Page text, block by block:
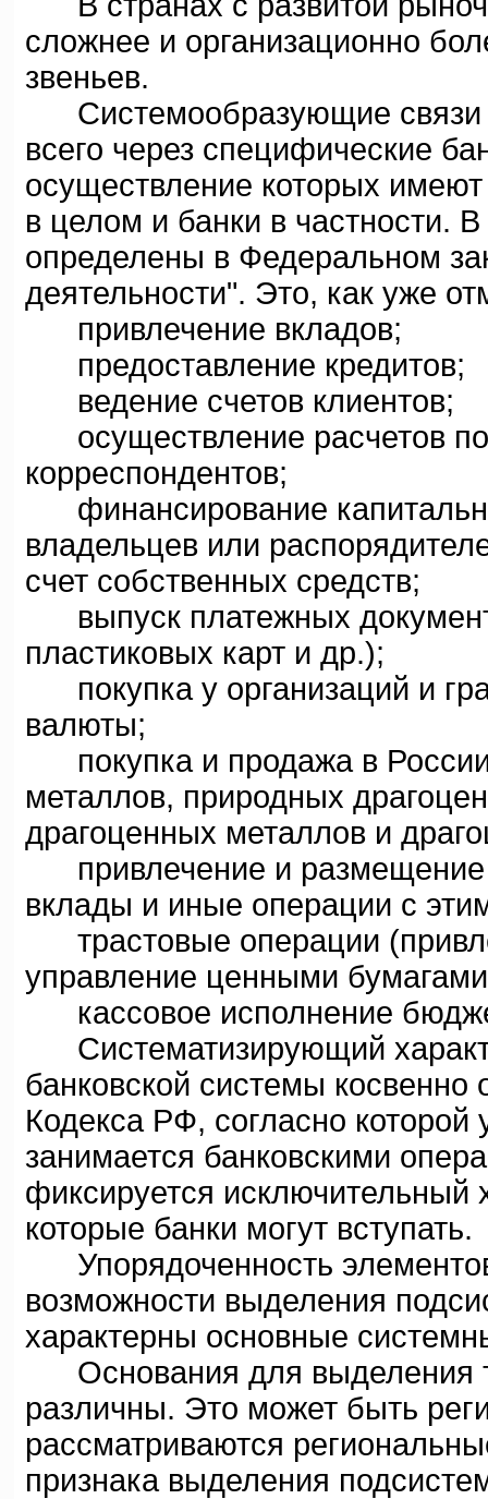
сложнее и организационно
звеньев.
Системообразующие связи
всего через специфические
осуществление которых
в целом и банки в частности.
определены в Федеральном
деятельности". Это, как уже
привлечение вкладов;
предоставление кредитов;
ведение счетов клиентов;
осуществление расчетов по
корреспондентов;
финансирование
владельцев или
счет собственных средств;
выпуск платежных
пластиковых карт и др.);
покупка у организаций и
валюты;
покупка и продажа в
металлов, природных
драгоценных металлов и
привлечение и размещение
вклады и иные операции с
трастовые операции
управление ценными
кассовое исполнение
Систематизирующий
банковской системы косвенно
Кодекса РФ, согласно которой
занимается банковскими
фиксируется исключительный
которые банки могут вступать.
Упорядоченность
возможности выделения
характерны основные
Основания для выделения
различны. Это может быть
рассматриваются
признака выделения